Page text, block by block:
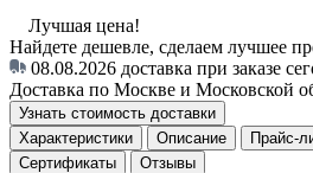
Лучшая цена!
Найдете дешевле, сделаем лучшее
08.08.2026 доставка при заказе
Доставка по Москве и Московской
Узнать стоимость доставки
Характеристики
Описание Прайс-
Сертификаты
Отзывы